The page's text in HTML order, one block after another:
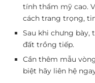
tính thẩm mỹ cao.
cách trang trọng,
Sau khi chưng bày,
đất trồng tiếp.
Cần thêm mẫu
biệt hãy liên hệ